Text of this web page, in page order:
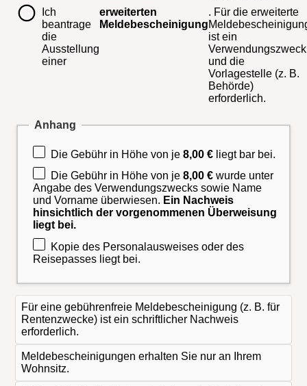
Ich
beantrage
die
Ausstellung
einer
erweiterten
Meldebescheinigung
. Für die erweiterte
ist ein
Verwendungszweck
und die
Vorlagestelle (z. B.
Behörde)
erforderlich.
Anhang
Die Gebühr in Höhe von je8,00 € liegt bar bei.
Die Gebühr in Höhe von je8,00 € wurde unter
Angabe des Verwendungszwecks sowie Name
und Vorname überwiesen. Ein Nachweis
hinsichtlich der vorgenommenen Überweisung
liegt bei.
Kopie des Personalausweises oder des
Reisepasses liegt bei.
Für eine gebührenfreie Meldebescheinigung (z. B. für
Rentenzwecke) ist ein schriftlicher Nachweis
erforderlich.
Meldebescheinigungen erhalten Sie nur an Ihrem
Wohnsitz.